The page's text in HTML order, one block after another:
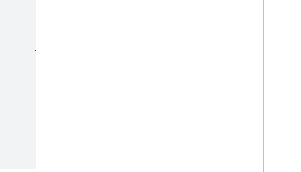
filter